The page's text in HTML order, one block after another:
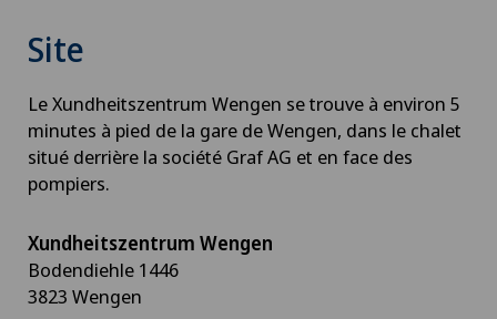
Site
Le Xundheitszentrum Wengen se trouve à environ 5
minutes à pied de la gare de Wengen, dans le chalet
situé derrière la société Graf AG et en face des
pompiers.
Xundheitszentrum Wengen
Bodendiehle 1446
3823 Wengen